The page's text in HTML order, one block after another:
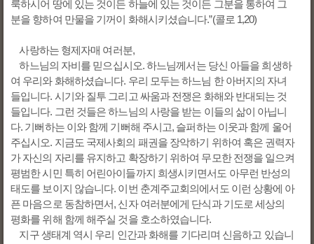
룩하시어 땅에 있는 것이든 하늘에 있는 것이든 그분을 통하여 그
분을 향하여 만물을 기꺼이 화해시키셨습니다.”(콜로 1,20)
사랑하는 형제자매 여러분,
하느님의 자비를 믿으십시오. 하느님께서는 당신 아들을 희생하
여 우리와 화해하셨습니다. 우리 모두는 하느님 한 아버지의 자녀
들입니다. 시기와 질투 그리고 싸움과 전쟁은 화해와 반대되는 것
들입니다. 그런 것들은 하느님의 사랑을 받는 이들의 삶이 아닙니
다. 기뻐하는 이와 함께 기뻐해 주시고, 슬퍼하는 이웃과 함께 울어
주십시오. 지금도 국제사회의 패권을 장악하기 위하여 혹은 권력자
가 자신의 자리를 유지하고 확장하기 위하여 무모한 전쟁을 일으켜
평범한 시민 특히 어린아이들까지 희생시키면서도 아무런 반성의
태도를 보이지 않습니다. 이번 춘계주교회의에서도 이런 상황에 아
픈 마음으로 동참하면서, 신자 여러분에게 단식과 기도로 세상의
평화를 위해 함께 해주실 것을 호소하였습니다.
지구 생태계 역시 우리 인간과 화해를 기다리며 신음하고 있습니